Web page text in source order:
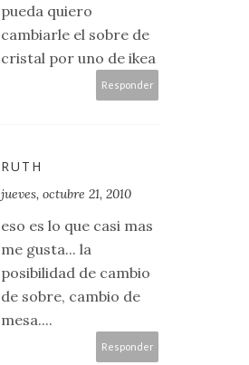
pueda quiero
cambiarle el sobre de
cristal por uno de ikea
Responder
RUTH
jueves, octubre 21, 2010
eso es lo que casi mas
me gusta... la
posibilidad de cambio
de sobre, cambio de
mesa....
Responder